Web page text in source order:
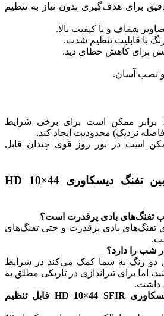
برای هدف‌گیری بدون نیاز به تنظیم
با قابلیت تنظیم شدت.
برای کاهش خطای دید.
نصب آسان.
بزرگنمایی ثابت 10 برابر ممکن است برای برخی شرایط
فاصله نزدیک) محدودیت ایجاد کند.
است در نور روز قوی چندان قابل
سوالات متداول دوربین تفنگ دیسکاوری HD 10×44
تفنگ‌های بادی پرقدرت است؟
تفنگ‌های بادی پرقدرت و حتی تفنگ‌های
در شب را دارد؟
دو رنگ به شما کمک می‌کند در شرایط
اما برای تیراندازی در تاریکی مطلق به
داشت.
آیا دوربین تفنگ دیسکاوری HD 10×44 SFIR قابل تنظیم